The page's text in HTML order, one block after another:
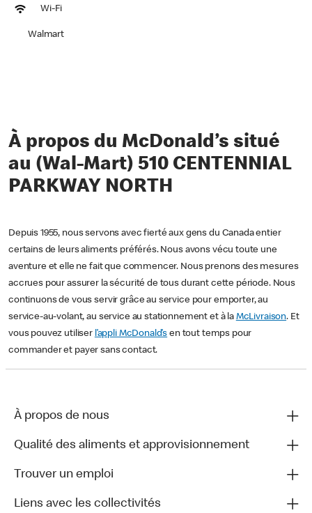
Wi-Fi
Walmart
À propos du McDonald’s situé
au (Wal-Mart) 510 CENTENNIAL
PARKWAY NORTH
Depuis 1955, nous servons avec fierté aux gens du Canada entier
certains de leurs aliments préférés. Nous avons vécu toute une
aventure et elle ne fait que commencer. Nous prenons des mesures
accrues pour assurer la sécurité de tous durant cette période. Nous
continuons de vous servir grâce au service pour emporter, au
service-au-volant, au service au stationnement et à la McLivraison. Et
vous pouvez utiliser l’appli McDonald’s en tout temps pour
commander et payer sans contact.
À propos de nous
Qualité des aliments et approvisionnement
Trouver un emploi
Liens avec les collectivités